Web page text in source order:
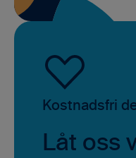
Kostnadsfri
Låt oss